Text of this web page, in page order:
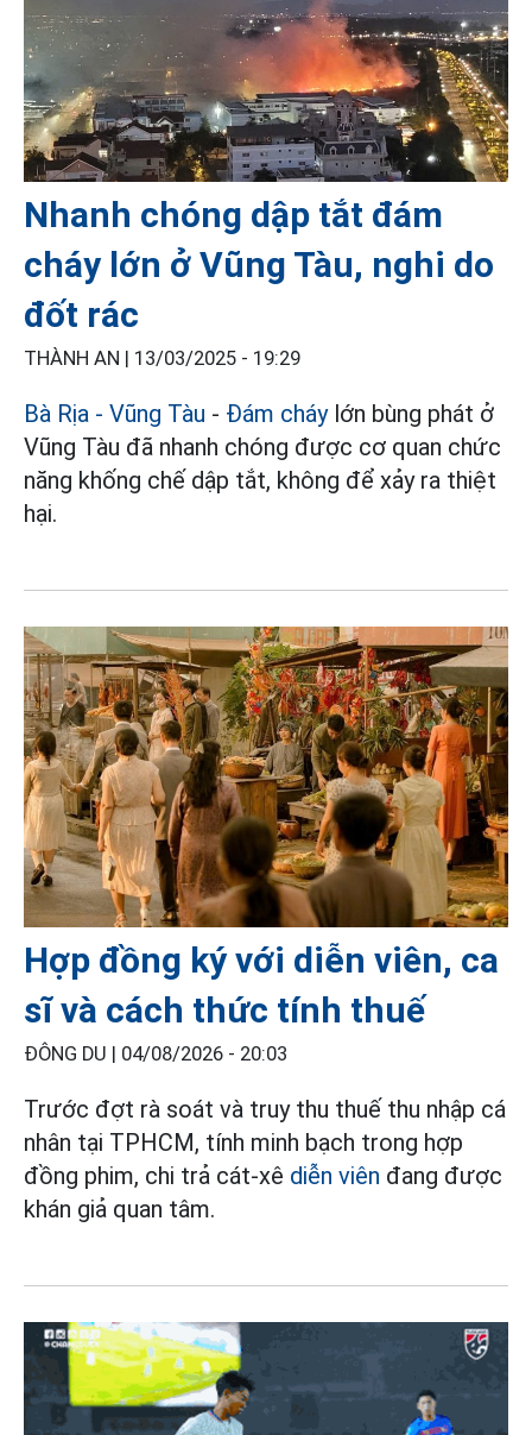
Nhanh chóng dập tắt đám
cháy lớn ở Vũng Tàu, nghi do
đốt rác
THÀNH AN | 13/03/2025 - 19:29
Bà Rịa - Vũng Tàu - Đám cháylớn bùng phát ở
Vũng Tàu đã nhanh chóng được cơ quan chức
năng khống chế dập tắt, không để xảy ra thiệt
hại.
Hợp đồng ký với diễn viên, ca
sĩ và cách thức tính thuế
ĐÔNG DU | 04/08/2026 - 20:03
Trước đợt rà soát và truy thu thuế thu nhập cá
nhân tại TPHCM, tính minh bạch trong hợp
đồng phim, chi trả cát-xê diễn viên đang được
khán giả quan tâm.